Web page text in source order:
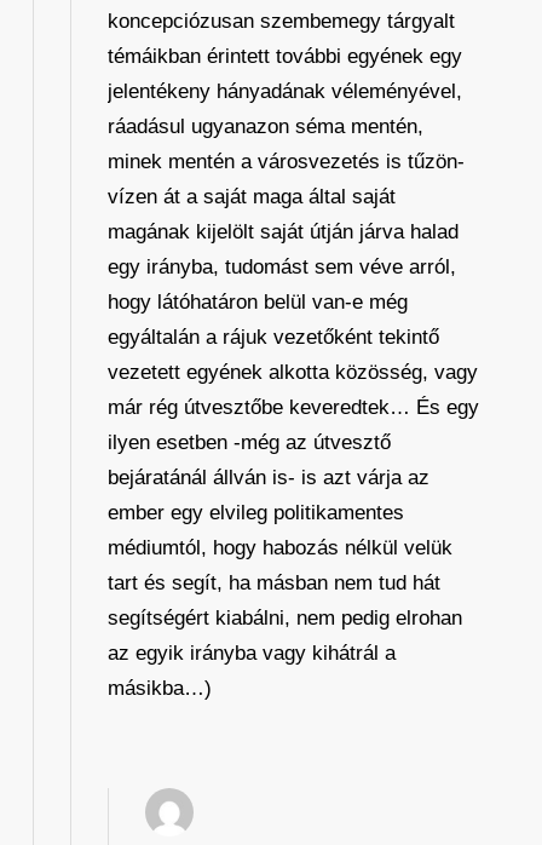
koncepciózusan szembemegy tárgyalt
témáikban érintett további egyének egy
jelentékeny hányadának véleményével,
ráadásul ugyanazon séma mentén,
minek mentén a városvezetés is tűzön-
vízen át a saját maga által saját
magának kijelölt saját útján járva halad
egy irányba, tudomást sem véve arról,
hogy látóhatáron belül van-e még
egyáltalán a rájuk vezetőként tekintő
vezetett egyének alkotta közösség, vagy
már rég útvesztőbe keveredtek… És egy
ilyen esetben -még az útvesztő
bejáratánál állván is- is azt várja az
ember egy elvileg politikamentes
médiumtól, hogy habozás nélkül velük
tart és segít, ha másban nem tud hát
segítségért kiabálni, nem pedig elrohan
az egyik irányba vagy kihátrál a
másikba…)